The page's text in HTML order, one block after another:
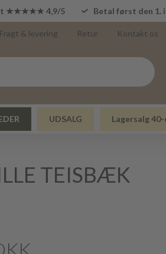
★★★★★ 4,9/5 Betal først den 1.
Fragt & levering Retur Kontakt os
UDSALG Lagersalg 40-
TEISBÆK